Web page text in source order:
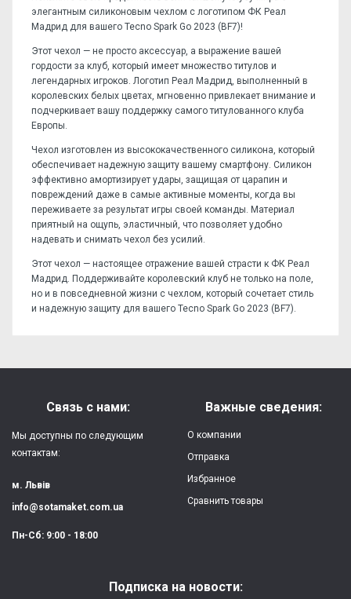
элегантным силиконовым чехлом с логотипом ФК Реал
Мадрид для вашего Tecno Spark Go 2023 (BF7)!
Этот чехол — не просто аксессуар, а выражение вашей
гордости за клуб, который имеет множество титулов и
легендарных игроков. Логотип Реал Мадрид, выполненный в
королевских белых цветах, мгновенно привлекает внимание и
подчеркивает вашу поддержку самого титулованного клуба
Европы.
Чехол изготовлен из высококачественного силикона, который
обеспечивает надежную защиту вашему смартфону. Силикон
эффективно амортизирует удары, защищая от царапин и
повреждений даже в самые активные моменты, когда вы
переживаете за результат игры своей команды. Материал
приятный на ощупь, эластичный, что позволяет удобно
надевать и снимать чехол без усилий.
Этот чехол — настоящее отражение вашей страсти к ФК Реал
Мадрид. Поддерживайте королевский клуб не только на поле,
но и в повседневной жизни с чехлом, который сочетает стиль
и надежную защиту для вашего Tecno Spark Go 2023 (BF7).
Защита:
от ударов,
Качество:
яркая, четкая
Особенности:
(влагостойкая, гибкая)
Напишите отзыв или мнение
Связь с нами:
Мы доступны по следующим
контактам:
м. Львів
info@sotamaket.com.ua
Пн-Сб: 9:00 - 18:00
Важные сведения:
О компании
Отправка
Избранное
Сравнить товары
Подписка на новости: